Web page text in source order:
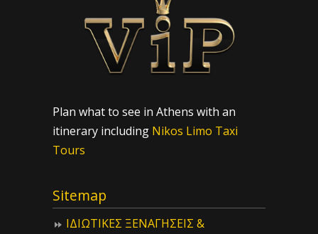
Plan what to see in Athens with an
itinerary including Nikos Limo Taxi
Tours
Sitemap
ΙΔIΩΤΙΚΕΣ ΞΕΝΑΓΗΣΕΙΣ &